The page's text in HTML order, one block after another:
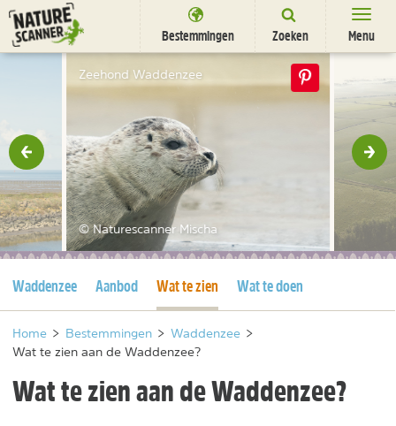
Ga
naar
content
Bestemmingen Zoeken Menu
Bestemmingen
Activiteiten
Natuurparken
Dieren
Nieuwsbrief Uitgelicht
Zeehond Waddenzee
© Naturescanner Mischa
Huidige pagina
Waddenzee Aanbod Huidige pagina
Wat te zien Wat te doen
Home > Bestemmingen > Waddenzee >
Wat te zien aan de Waddenzee?
Wat te zien aan de Waddenzee?